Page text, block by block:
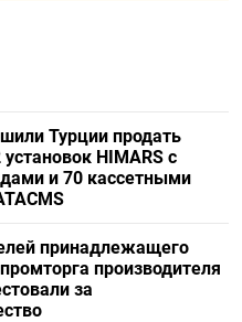
Турции продать
HIMARS с
и 70 кассетными
принадлежащего
производителя
за